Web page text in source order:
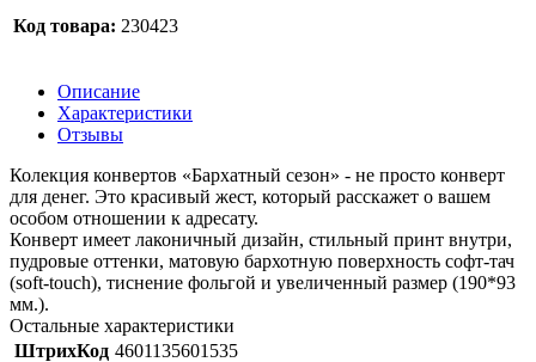
Код товара: 230423
Описание
Характеристики
Отзывы
Колекция конвертов «Бархатный сезон» - не просто конверт
для денег. Это красивый жест, который расскажет о вашем
особом отношении к адресату.
Конверт имеет лаконичный дизайн, стильный принт внутри,
пудровые оттенки, матовую бархотную поверхность софт-тач
(soft-touch), тиснение фольгой и увеличенный размер (190*93
мм.).
Остальные характеристики
ШтрихКод 4601135601535